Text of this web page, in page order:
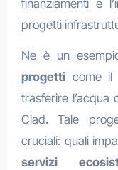
finanziamenti e
progetti
Ne è un
progetticome
trasferire
Ciad. Tale
cruciali: quali
servizi